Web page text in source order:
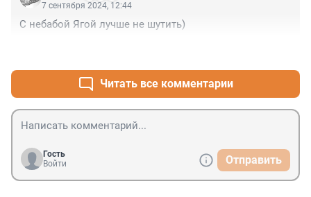
7 сентября 2024, 12:44
С небабой Ягой лучше не шутить)
Читать все комментарии
Гость
Войти
Отправить